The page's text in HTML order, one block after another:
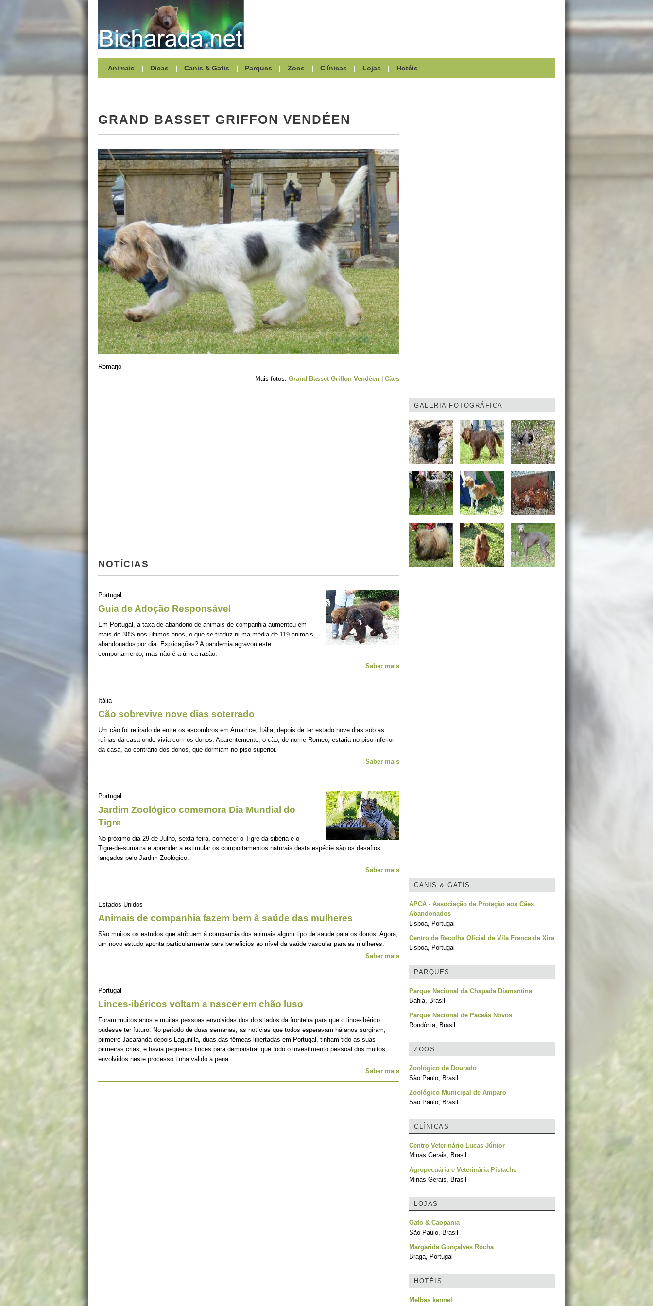
Animais | Dicas | Canis & Gatis | Parques | Zoos | Clínicas | Lojas | Hotéis
GRAND BASSET GRIFFON VENDÉEN
Romarjo
Mais fotos: Grand Basset Griffon Vendéen Cães
NOTÍCIAS
Portugal
Guia de Adoção Responsável
Em Portugal, a taxa de abandono de animais de companhia aumentou em
mais de 30% nos últimos anos, o que se traduz numa média de 119 animais
abandonados por dia. Explicações? A pandemia agravou este
comportamento, mas não é a única razão.
Saber mais
Itália
Cão sobrevive nove dias soterrado
Um cão foi retirado de entre os escombros em Amatrice, Itália, depois de ter estado nove dias sob as
ruínas da casa onde vivia com os donos. Aparentemente, o cão, de nome Romeo, estaria no piso inferior
da casa, ao contrário dos donos, que dormiam no piso superior.
Saber mais
Portugal
Jardim Zoológico comemora Dia Mundial do
Tigre
No próximo dia 29 de Julho, sexta-feira, conhecer o Tigre-da-sibéria e o
Tigre-de-sumatra e aprender a estimular os comportamentos naturais desta espécie são os desafios
lançados pelo Jardim Zoológico.
Saber mais
Estados Unidos
Animais de companhia fazem bem à saúde das mulheres
São muitos os estudos que atribuem à companhia dos animais algum tipo de saúde para os donos. Agora,
um novo estudo aponta particularmente para beneficios ao nível da saúde vascular para as mulheres.
Saber mais
Portugal
Linces-ibéricos voltam a nascer em chão luso
Foram muitos anos e muitas pessoas envolvidas dos dois lados da fronteira para que o lince-ibérico
pudesse ter futuro. No período de duas semanas, as notícias que todos esperavam há anos surgiram,
primeiro Jacarandá depois Lagunilla, duas das fêmeas libertadas em Portugal, tinham tido as suas
primeiras crias, e havia pequenos linces para demonstrar que todo o investimento pessoal dos muitos
envolvidos neste processo tinha valido a pena.
Saber mais
GALERIA FOTOGRÁFICA
CANIS & GATIS
APCA - Associação de Proteção aos Cães
Abandonados
Lisboa, Portugal
Centro de Recolha Oficial de Vila Franca de Xira
Lisboa, Portugal
PARQUES
Parque Nacional da Chapada Diamantina
Bahia, Brasil
Parque Nacional de Pacaás Novos
Rondônia, Brasil
ZOOS
Zoológico de Dourado
São Paulo, Brasil
Zoológico Municipal de Amparo
São Paulo, Brasil
CLÍNICAS
Centro Veterinário Lucas Júnior
Minas Gerais, Brasil
Agropecuária e Veterinária Pistache
Minas Gerais, Brasil
LOJAS
Gato & Caopania
São Paulo, Brasil
Margarida Gonçalves Rocha
Braga, Portugal
HOTÉIS
Melbas kennel